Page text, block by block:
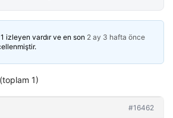
izleyen vardır ve en son 2 ay 3 hafta önce
1)
#16462